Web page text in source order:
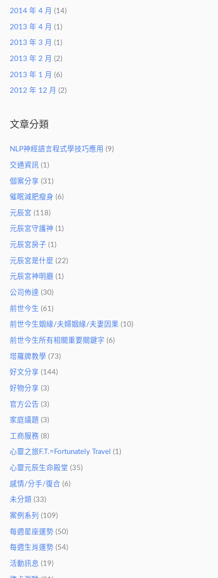
2014 年 4 月 (14)
2013 年 4 月 (1)
2013 年 3 月 (1)
2013 年 2 月 (2)
2013 年 1 月 (6)
2012 年 12 月 (2)
文章分類
NLP神經語言程式學技巧應用 (9)
交通資訊 (1)
個案分享 (31)
催眠減肥瘦身 (6)
元辰宮 (118)
元辰宮守護神 (1)
元辰宮房子 (1)
元辰宮是什麼 (22)
元辰宮神明廳 (1)
公司佈達 (30)
前世今生 (61)
前世今生姻緣/夫婦姻緣/夫妻因果 (10)
前世今生所有相關重要關鍵字 (6)
塔羅牌教學 (73)
好文分享 (144)
好物分享 (3)
官方公告 (3)
家庭議題 (3)
工商服務 (8)
心靈之旅F.T.=Fortunately Travel (1)
心靈元辰生命殿堂 (35)
感情/分手/復合 (6)
未分類 (33)
案例系列 (109)
每週星座運勢 (50)
每週生肖運勢 (54)
活動訊息 (19)